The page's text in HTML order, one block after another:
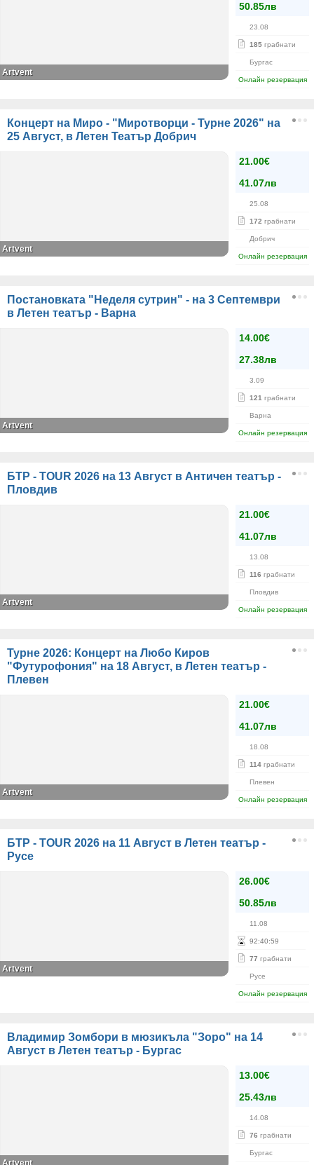
50.85лв
23.08
185 грабнати
Бургас
Онлайн резервация
Artvent
Концерт на Миро - "Миротворци - Турне 2026" на
25 Август, в Летен Театър Добрич
21.00€
41.07лв
25.08
172 грабнати
Добрич
Онлайн резервация
Artvent
Постановката "Неделя сутрин" - на 3 Септември
в Летен театър - Варна
14.00€
27.38лв
3.09
121 грабнати
Варна
Онлайн резервация
Аrtvent
БТР - TOUR 2026 на 13 Август в Античен театър -
Пловдив
21.00€
41.07лв
13.08
116 грабнати
Пловдив
Онлайн резервация
Artvent
Турне 2026: Концерт на Любо Киров
"Футурофония" на 18 Август, в Летен театър -
Плевен
21.00€
41.07лв
18.08
114 грабнати
Плевен
Онлайн резервация
Artvent
БТР - TOUR 2026 на 11 Август в Летен театър -
Русе
26.00€
50.85лв
11.08
92:40:59
77 грабнати
Русе
Онлайн резервация
Artvent
Владимир Зомбори в мюзикъла "Зоро" на 14
Август в Летен театър - Бургас
13.00€
25.43лв
14.08
76 грабнати
Бургас
Artvent